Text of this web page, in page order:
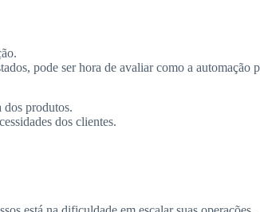
pode ser hora de avaliar como a automação
dos produtos.
dos clientes.